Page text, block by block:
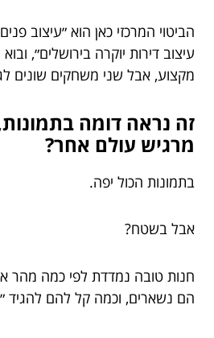
הביטוי המרכזי כאן הוא ״עיצוב
עיצוב דירות יוקרה בירושלים״,
מקצוע, אבל שני משחקים שונים
זה נראה דומה
מרגיש עולם אחר?
בתמונות הכול יפה.
אבל בשטח?
חנות טובה נמדדת לפי כמה מהר
הם נשארים, וכמה קל להם להגיד